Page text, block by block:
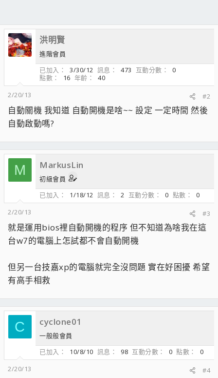
洪明賢
進階會員
已加入
3/30/12 訊息 473 互動分數
0
點數
16 年齡
40
2/20/13
#2
自動關機 我知道 自動開機是啥~~ 設定 一定時間 然後
自動啟動嗎?
M MarkusLin
初級會員
已加入
1/18/12 訊息 2 互動分數 0 點數
0
2/20/13
#3
就是運用bios裡自動開機的程序 但不知道為啥我在這
台w7的電腦上怎試都不會自動開機
但另一台技嘉xp的電腦就完全沒問題 實在好困擾 希望
有高手相救
C cyclone01
一般般會員
已加入
10/8/10 訊息 98 互動分數 0 點數
0
2/20/13
#4